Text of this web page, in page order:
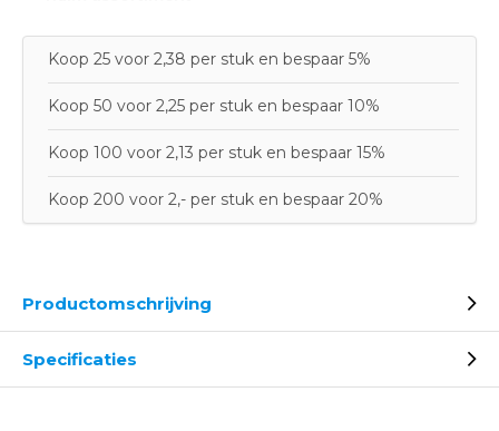
Koop 25 voor 2,38 per stuk en bespaar 5%
Koop 50 voor 2,25 per stuk en bespaar 10%
Koop 100 voor 2,13 per stuk en bespaar 15%
Koop 200 voor 2,- per stuk en bespaar 20%
Productomschrijving
Specificaties